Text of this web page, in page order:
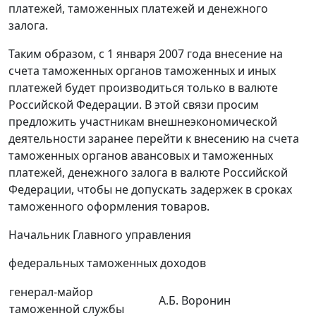
платежей, таможенных платежей и денежного
залога.
Таким образом, с 1 января 2007 года внесение на
счета таможенных органов таможенных и иных
платежей будет производиться только в валюте
Российской Федерации. В этой связи просим
предложить участникам внешнеэкономической
деятельности заранее перейти к внесению на счета
таможенных органов авансовых и таможенных
платежей, денежного залога в валюте Российской
Федерации, чтобы не допускать задержек в сроках
таможенного оформления товаров.
Начальник Главного управления
федеральных таможенных доходов
генерал-майор
таможенной службы
А.Б. Воронин